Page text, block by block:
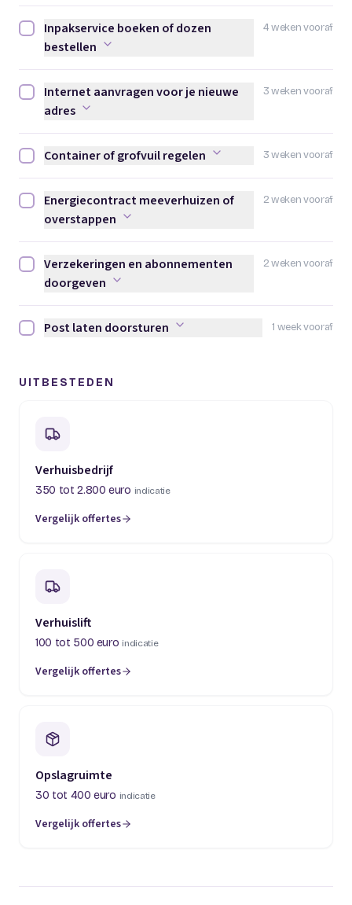
4 weken vooraf
Inpakservice boeken of dozen bestellen afvinken
Inpakservice boeken of dozen
bestellen
3 weken vooraf
Internet aanvragen voor je nieuwe adres afvinken
Internet aanvragen voor je nieuwe
adres
3 weken vooraf
Container of grofvuil regelen afvinken
Container of grofvuil regelen
2 weken vooraf
Energiecontract meeverhuizen of overstappen afvinken
Energiecontract meeverhuizen of
overstappen
2 weken vooraf
Verzekeringen en abonnementen doorgeven afvinken
Verzekeringen en abonnementen
doorgeven
1 week vooraf
Post laten doorsturen afvinken
Post laten doorsturen
UITBESTEDEN
Verhuisbedrijf
350 tot 2.800 euro indicatie
Vergelijk offertes
(opent in een nieuw tabblad)
Verhuislift
100 tot 500 euro indicatie
Vergelijk offertes
(opent in een nieuw tabblad)
Opslagruimte
30 tot 400 euro indicatie
Vergelijk offertes
(opent in een nieuw tabblad)